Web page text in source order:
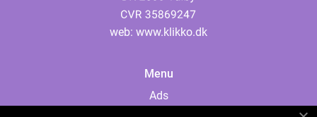
web: www.klikko.dk
Menu
Ads